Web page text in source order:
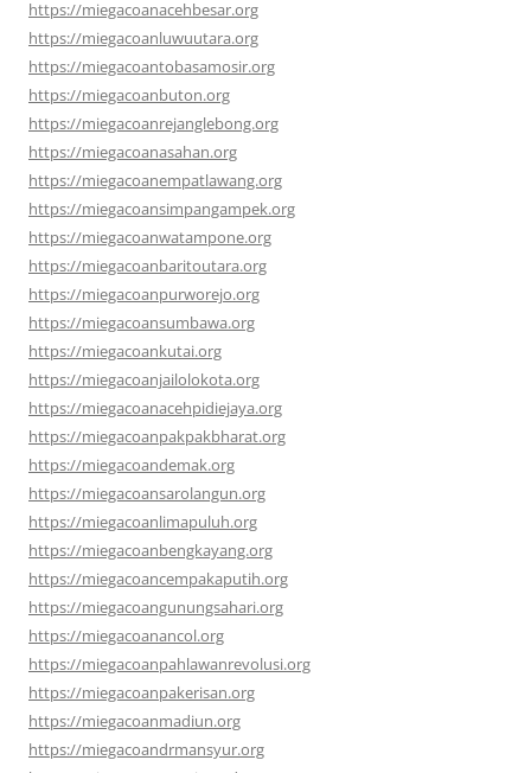
https://miegacoanacehbesar.org
https://miegacoanluwuutara.org
https://miegacoantobasamosir.org
https://miegacoanbuton.org
https://miegacoanrejanglebong.org
https://miegacoanasahan.org
https://miegacoanempatlawang.org
https://miegacoansimpangampek.org
https://miegacoanwatampone.org
https://miegacoanbaritoutara.org
https://miegacoanpurworejo.org
https://miegacoansumbawa.org
https://miegacoankutai.org
https://miegacoanjailolokota.org
https://miegacoanacehpidiejaya.org
https://miegacoanpakpakbharat.org
https://miegacoandemak.org
https://miegacoansarolangun.org
https://miegacoanlimapuluh.org
https://miegacoanbengkayang.org
https://miegacoancempakaputih.org
https://miegacoangunungsahari.org
https://miegacoanancol.org
https://miegacoanpahlawanrevolusi.org
https://miegacoanpakerisan.org
https://miegacoanmadiun.org
https://miegacoandrmansyur.org